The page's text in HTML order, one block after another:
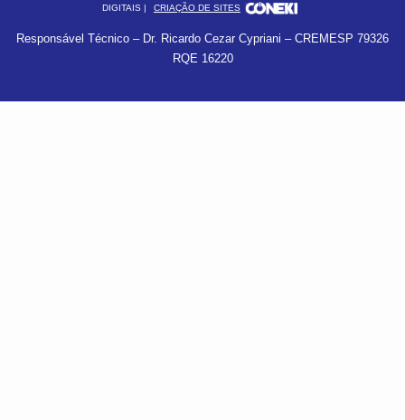
DIGITAIS |
CRIAÇÃO DE SITES
Responsável Técnico – Dr. Ricardo Cezar Cypriani – CREMESP 79326
RQE 16220